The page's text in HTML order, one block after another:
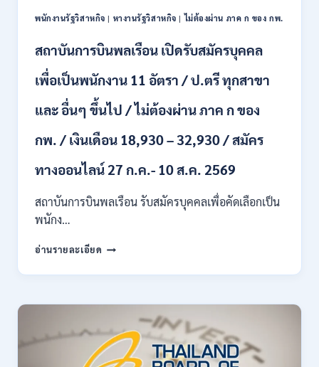
ONLINE
13
ส.ค.
ภาค
/
เดือน
/
13
25
สิงหาคม
2569
พนักงานรัฐวิสาหกิจ | หางานรัฐวิสาหกิจ |ไม่ต้องผ่าน ภาค ก ของ กพ.
สถาบันการบินพลเรือน เปิดรับสมัครบุคคล
เพื่อเป็นพนักงาน 11 อัตรา / ป.ตรี ทุกสาขา
และ อื่นๆ ขึ้นไป / ไม่ต้องผ่าน ภาค ก ของ
กพ. / เงินเดือน 18,930 – 32,930 / สมัคร
ทางออนไลน์ 27 ก.ค.- 10 ส.ค. 2569
สถาบันการบินพลเรือน รับสมัครบุคคลเพื่อคัดเลือกเป็น
พนักง…
อ่านรายละเอียด สถาบัน
บิน
เปิด
สมัคร
บุคคล
เพื่อ